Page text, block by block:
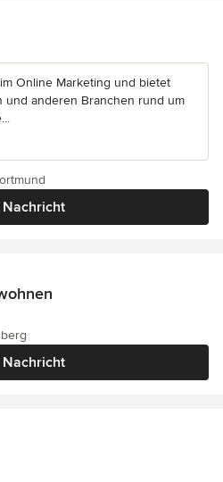
Online Marketing und bietet
und anderen Branchen rund um
Nachricht
Nachricht